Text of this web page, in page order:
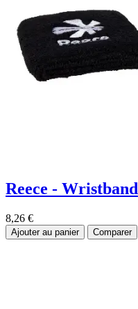
Reece - Wristband
8,26 €
Ajouter au panier Comparer